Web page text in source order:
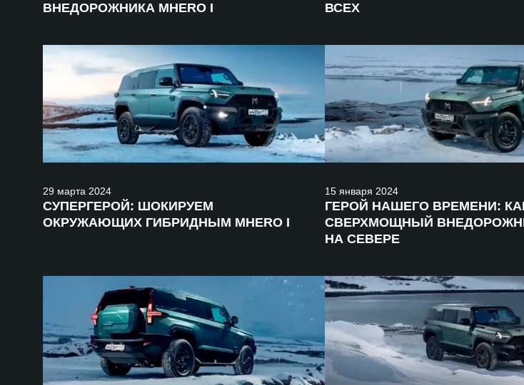
ВНЕДОРОЖНИКА MHERO I
ВСЕХ
29 марта 2024
СУПЕРГЕРОЙ: ШОКИРУЕМ
ОКРУЖАЮЩИХ ГИБРИДНЫМ MHERO I
15 января 2024
ГЕРОЙ НАШЕГО ВРЕМЕНИ:
СВЕРХМОЩНЫЙ
НА СЕВЕРЕ